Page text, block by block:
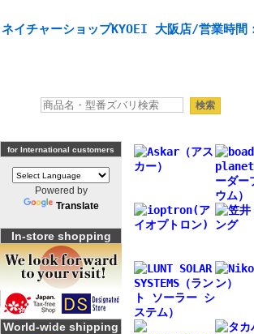
ネイチャーショップKYOEI 大阪店/営業時
for International customers
Powered by
Translate
In-store shopping
World-wide shipping